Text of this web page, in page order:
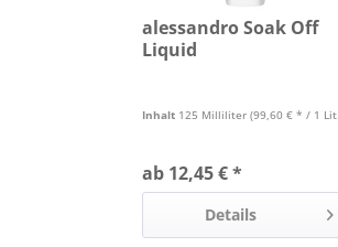
alessandro Soak Off
Liquid
Inhalt 125 Milliliter (99,60 € * / 1 Liter)
ab 12,45 € *
Details